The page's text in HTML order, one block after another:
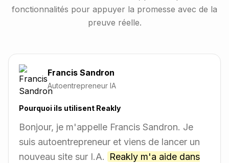
fonctionnalités pour appuyer la promesse avec de la
preuve réelle.
Francis Sandron
Autoentrepreneur IA
Pourquoi ils utilisent Reakly
Bonjour, je m'appelle Francis Sandron. Je
suis autoentrepreneur et viens de lancer un
nouveau site sur I.A.
Reakly m'a aide dans